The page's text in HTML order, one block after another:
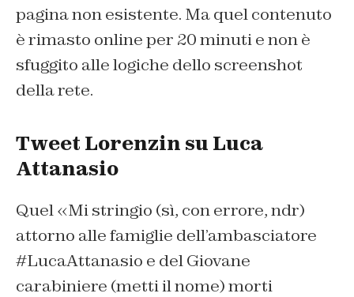
pagina non esistente. Ma quel contenuto
è rimasto online per 20 minuti e non è
sfuggito alle logiche dello screenshot
della rete.
Tweet Lorenzin su Luca
Attanasio
Quel «Mi stringio (sì, con errore, ndr)
attorno alle famiglie dell’ambasciatore
#LucaAttanasio e del Giovane
carabiniere (metti il nome) morti